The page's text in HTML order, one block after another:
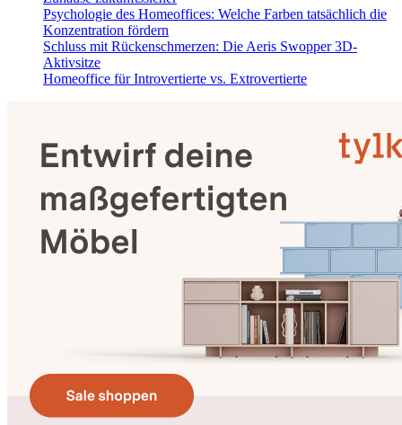
Psychologie des Homeoffices: Welche Farben tatsächlich die
Konzentration fördern
Schluss mit Rückenschmerzen: Die Aeris Swopper 3D-
Aktivsitze
Homeoffice für Introvertierte vs. Extrovertierte